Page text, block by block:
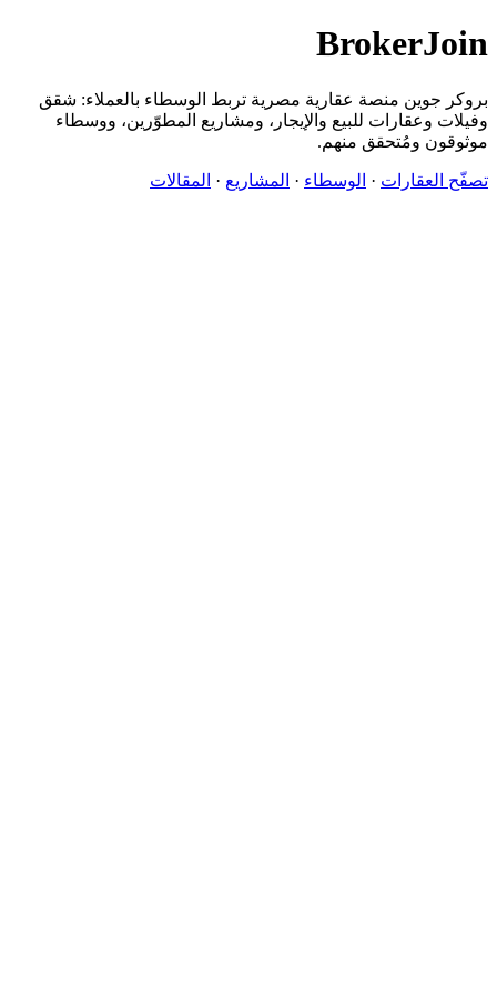
BrokerJoin
بروكر جوين منصة عقارية مصرية تربط الوسطاء بالعملاء: شقق
وفيلات وعقارات للبيع والإيجار، ومشاريع المطوّرين، ووسطاء
موثوقون ومُتحقق منهم.
تصفّح العقارات · الوسطاء · المشاريع · المقالات